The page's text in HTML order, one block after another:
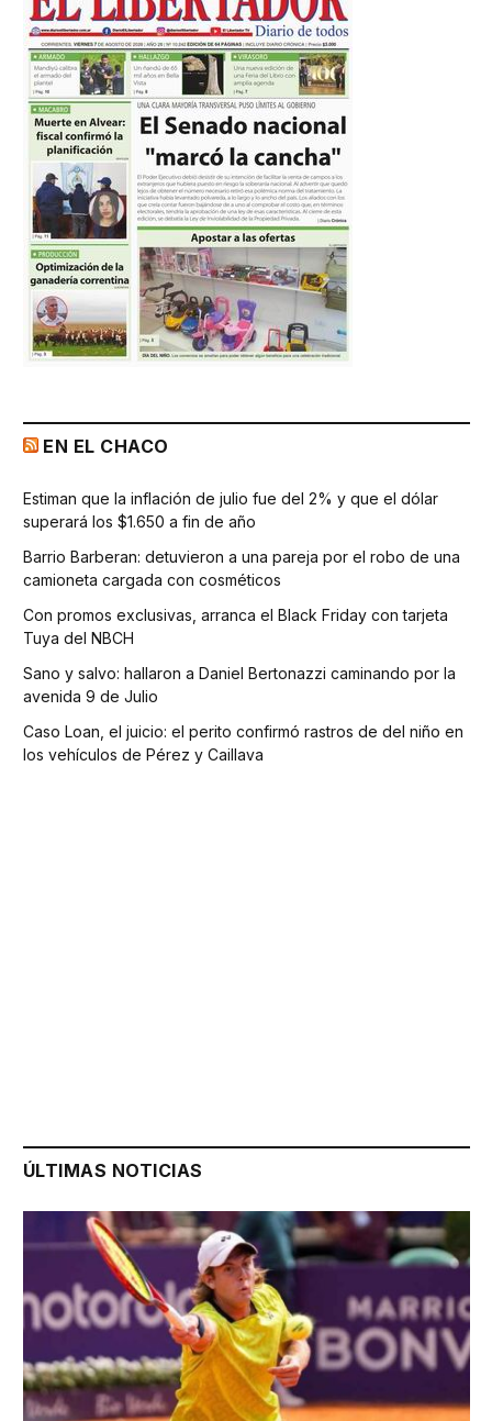
EN EL CHACO
Estiman que la inflación de julio fue del 2% y que el dólar
superará los $1.650 a fin de año
Barrio Barberan: detuvieron a una pareja por el robo de una
camioneta cargada con cosméticos
Con promos exclusivas, arranca el Black Friday con tarjeta
Tuya del NBCH
Sano y salvo: hallaron a Daniel Bertonazzi caminando por la
avenida 9 de Julio
Caso Loan, el juicio: el perito confirmó rastros de del niño en
los vehículos de Pérez y Caillava
ÚLTIMAS NOTICIAS